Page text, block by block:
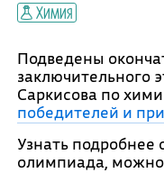
Химия
Подведены
Саркисова по
победителей и
Узнать подробнее
олимпиада,